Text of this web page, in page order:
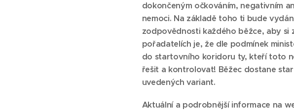
dokončeným očkováním, negativním
nemoci. Na základě toho ti bude
zodpovědnosti každého běžce, aby si
pořadatelích je, že dle podmínek
do startovního koridoru ty, kteří toto
řešit a kontrolovat! Běžec dostane
uvedených variant.
Aktuální a podrobnější informace na